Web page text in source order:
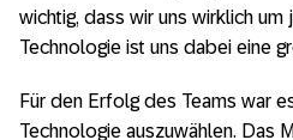
wichtig, dass wir uns wirklich
Technologie ist uns dabei eine
Für den Erfolg des Teams war
Technologie auszuwählen. Das